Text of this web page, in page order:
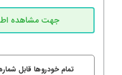
تمام خودروها قابل